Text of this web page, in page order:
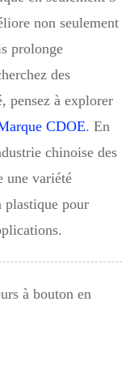
non seulement
prolonge
des
pensez à explorer
CDOE. En
chinoise des
une variété
plastique pour
à bouton en